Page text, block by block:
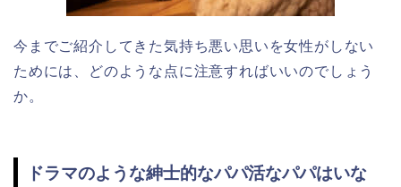
今までご紹介してきた気持ち悪い思いを女性がしない
ためには、どのような点に注意すればいいのでしょう
か。
ドラマのような紳士的なパパ活なパパはいな